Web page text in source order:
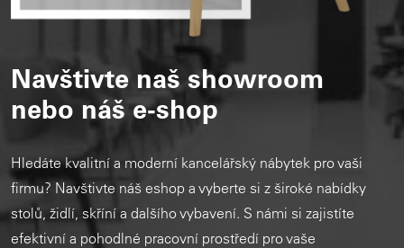
Navštivte naš showroom
nebo náš e-shop
Hledáte kvalitní a moderní kancelářský nábytek pro vaši
firmu? Navštivte náš eshop a vyberte si z široké nabídky
stolů, židlí, skříní a dalšího vybavení. S námi si zajistíte
efektivní a pohodlné pracovní prostředí pro vaše